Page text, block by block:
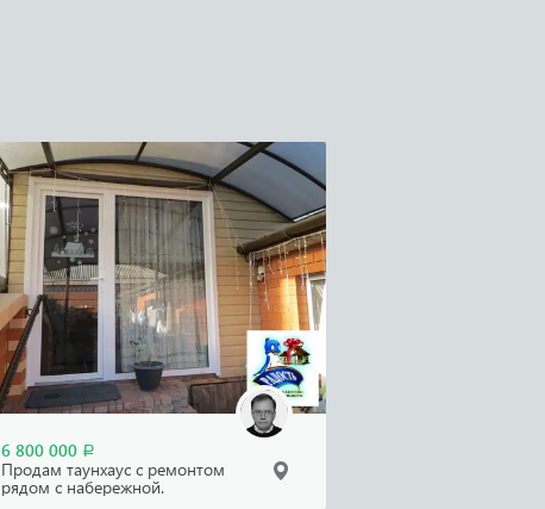
6 800 000 Р
Продам таунхаус с ремонтом
рядом с набережной.